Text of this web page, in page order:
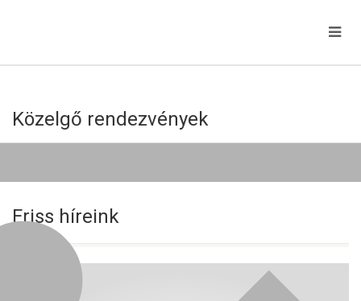
Közelgő rendezvények
Friss híreink